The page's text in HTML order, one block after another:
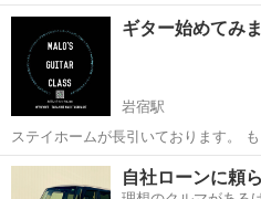
的に「初心者のスタートアップ」に
スタートアップにこだわるか…それは
群馬 太田市 韮川駅 ギター
ギター始めてみ
岩宿駅
ステイホームが長引いております。
い物を取り入れないとなかなか 退屈ですね。 そんな中、
みませんか？ ギター、分かればとても簡単
群馬 みどり市 ギ
自社ローンに頼